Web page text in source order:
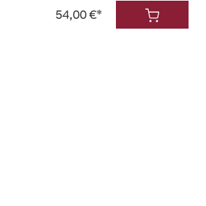
54,00 €*